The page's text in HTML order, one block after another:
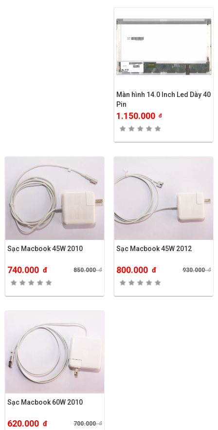
Màn hình 14.0 Inch Led Dày 40
Pin
1.150.000 đ
Sạc Macbook 45W 2010
740.000 đ 850.000đ
Sạc Macbook 45W 2012
800.000 đ 930.000đ
Sạc Macbook 60W 2010
620.000 đ 700.000đ